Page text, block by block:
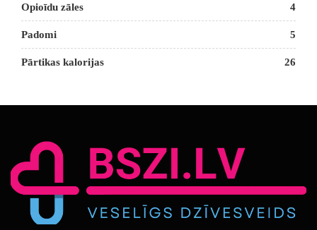
Opioīdu zāles 4
Padomi 5
Pārtikas kalorijas 26